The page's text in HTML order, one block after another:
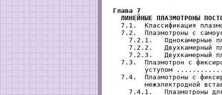
Глава 7
ЛИНЕЙНЫЕ ПЛАЗМОТРОНЫ
7.1.  Классификация
7.2.  Плазмотроны с
7.2.1.   Однокамерные
7.2.2.   Двухкамерный
7.2.3.   Двухкамерный
7.3.  Плазмотрон с
уступом
7.4.  Плазмотроны с
межэлектродной
7.4.1.   Плазмотроны